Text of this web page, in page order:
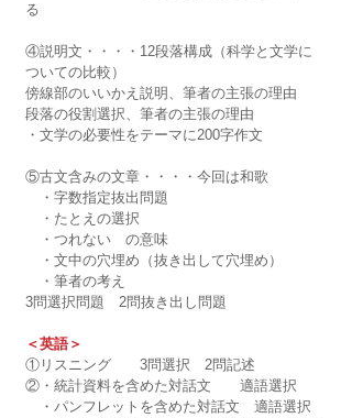
る
④説明文・・・・12段落構成（科学と文学に
ついての比較）
傍線部のいいかえ説明、筆者の主張の理由
段落の役割選択、筆者の主張の理由
・文学の必要性をテーマに200字作文
⑤古文含みの文章・・・・今回は和歌
・字数指定抜出問題
・たとえの選択
・つれない　の意味
・文中の穴埋め（抜き出して穴埋め）
・筆者の考え
3問選択問題　2問抜き出し問題
＜英語＞
①リスニング　　3問選択　2問記述
②・統計資料を含めた対話文　　適語選択
・パンフレットを含めた対話文　適語選択